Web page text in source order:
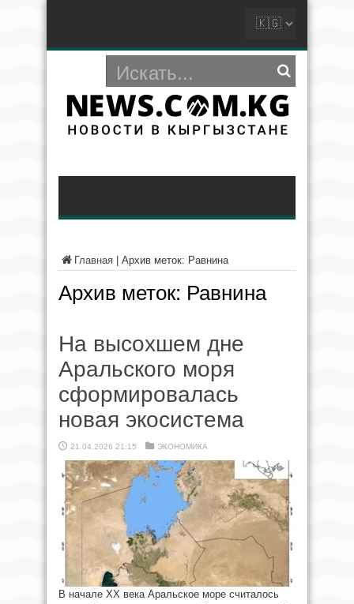
Главная Архив меток: Равнина
Архив меток: Равнина
На высохшем дне
Аральского моря
сформировалась
новая экосистема
21.04.2026 21:15 ЭКОНОМИКА
В начале ХХ века Аральское море считалось